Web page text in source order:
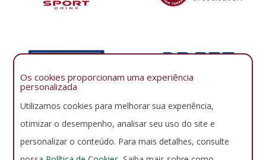
Os cookies proporcionam uma experiência
personalizada
Utilizamos cookies para melhorar sua experiência,
otimizar o desempenho, analisar seu uso do site e
personalizar o conteúdo. Para mais detalhes, consulte